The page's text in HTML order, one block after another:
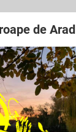
de Arad